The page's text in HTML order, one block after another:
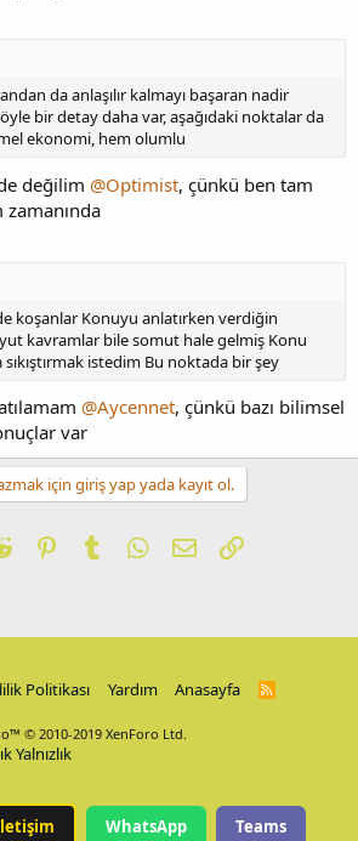
da anlaşılır kalmayı başaran nadir
bir detay daha var, aşağıdaki noktalar da
ekonomi, hem olumlu
değilim @Optimist, çünkü ben tam
koşanlar Konuyu anlatırken verdiğin
kavramlar bile somut hale gelmiş Konu
istedim Bu noktada bir şey
@Aycennet, çünkü bazı bilimsel
var
için giriş yap yada kayıt ol.
Reddit PinterestTumblrWhatsApp
E-postaLink
Politikası Yardım Anasayfa
R
© 2010-2019 XenForo Ltd.
Yalnızlık
WhatsApp Teams